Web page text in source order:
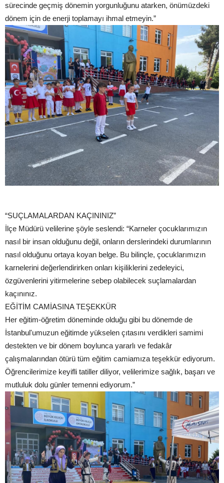
sürecinde geçmiş dönemin yorgunluğunu atarken, önümüzdeki
dönem için de enerji toplamayı ihmal etmeyin.”
“SUÇLAMALARDAN KAÇININIZ”
İlçe Müdürü velilerine şöyle seslendi: “Karneler çocuklarımızın
nasıl bir insan olduğunu değil, onların derslerindeki durumlarının
nasıl olduğunu ortaya koyan belge. Bu bilinçle, çocuklarımızın
karnelerini değerlendirirken onları kişiliklerini zedeleyici,
özgüvenlerini yitirmelerine sebep olabilecek suçlamalardan
kaçınınız.
EĞİTİM CAMİASINA TEŞEKKÜR
Her eğitim-öğretim döneminde olduğu gibi bu dönemde de
İstanbul'umuzun eğitimde yükselen çıtasını verdikleri samimi
destekten ve bir dönem boylunca yararlı ve fedakâr
çalışmalarından ötürü tüm eğitim camiamıza teşekkür ediyorum.
Öğrencilerimize keyifli tatiller diliyor, velilerimize sağlık, başarı ve
mutluluk dolu günler temenni ediyorum.”